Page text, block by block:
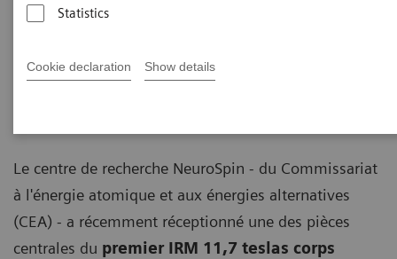
Statistics
Cookie declaration Show details
Installation du plus puissant IRM corps entier
au monde
Le centre de recherche NeuroSpin - du Commissariat
à l'énergie atomique et aux énergies alternatives
(CEA) - a récemment réceptionné une des pièces
centrales du premier IRM 11,7 teslas corps